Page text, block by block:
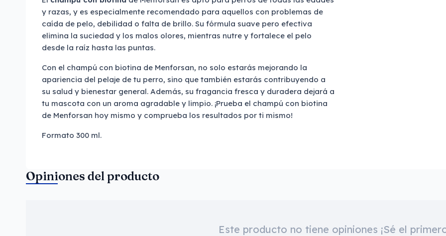
y razas, y es especialmente recomendado para aquellos con problemas de
caída de pelo, debilidad o falta de brillo. Su fórmula suave pero efectiva
elimina la suciedad y los malos olores, mientras nutre y fortalece el pelo
desde la raíz hasta las puntas.
Con el champú con biotina de Menforsan, no solo estarás mejorando la
apariencia del pelaje de tu perro, sino que también estarás contribuyendo a
su salud y bienestar general. Además, su fragancia fresca y duradera dejará a
tu mascota con un aroma agradable y limpio. ¡Prueba el champú con biotina
de Menforsan hoy mismo y comprueba los resultados por ti mismo!
Formato 300 ml.
Opiniones del producto
Este producto no tiene opiniones ¡Sé el